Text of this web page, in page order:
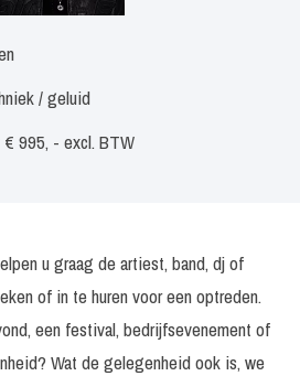
/ geluid
995, - excl. BTW
u graag de artiest, band, dj of
of in te huren voor een optreden.
een festival, bedrijfsevenement of
Wat de gelegenheid ook is, we